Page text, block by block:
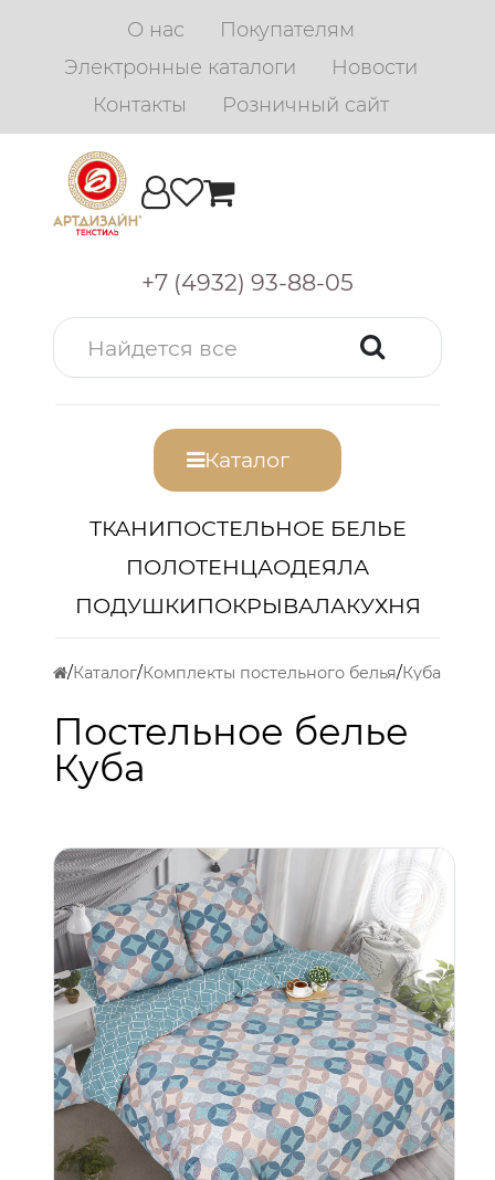
О нас
Покупателям
Электронные каталоги
Новости
Контакты
Розничный сайт
+7 (4932) 93-88-05
Каталог
ТКАНИПОСТЕЛЬНОЕ БЕЛЬЕ
ПОЛОТЕНЦАОДЕЯЛА
ПОДУШКИПОКРЫВАЛАКУХНЯ
Каталог Комплекты постельного белья Куба
Постельное белье
Куба